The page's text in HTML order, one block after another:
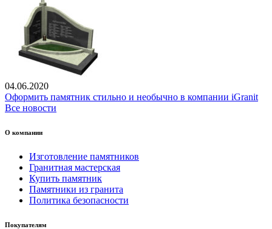
04.06.2020
Оформить памятник стильно и необычно в компании iGranit
Все новости
О компании
Изготовление памятников
Гранитная мастерская
Купить памятник
Памятники из гранита
Политика безопасности
Покупателям